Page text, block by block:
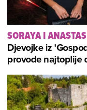
SORAYA I
Djevojke iz
provode najtoplije